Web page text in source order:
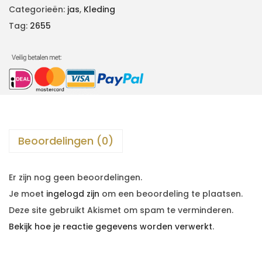
Categorieën: jas, Kleding
Tag: 2655
Beoordelingen (0)
Er zijn nog geen beoordelingen.
Je moet ingelogd zijn om een beoordeling te plaatsen.
Deze site gebruikt Akismet om spam te verminderen.
Bekijk hoe je reactie gegevens worden verwerkt.